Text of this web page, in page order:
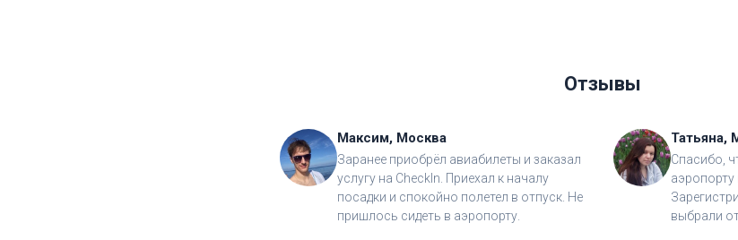
Отзывы
Максим, Москва
Заранее приобрёл авиабилеты и заказал
услугу на CheckIn. Приехал к началу
посадки и спокойно полетел в отпуск. Не
пришлось сидеть в аэропорту.
Татьяна,
Спасибо,
аэропорту
выбрали